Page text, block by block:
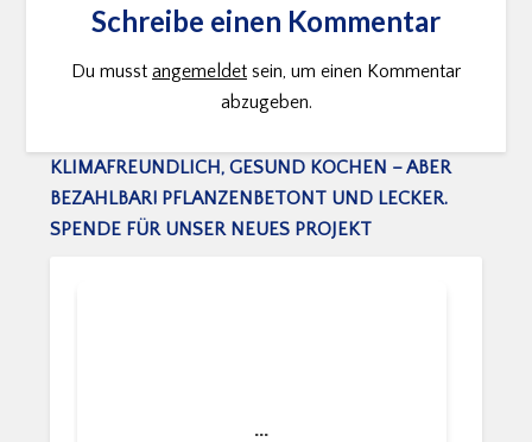
Schreibe einen Kommentar
Du musst angemeldet sein, um einen Kommentar
abzugeben.
KLIMAFREUNDLICH, GESUND KOCHEN – ABER
BEZAHLBAR! PFLANZENBETONT UND LECKER.
SPENDE FÜR UNSER NEUES PROJEKT